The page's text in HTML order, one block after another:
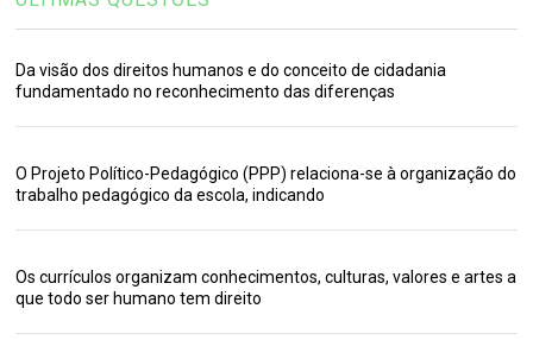
Da visão dos direitos humanos e do conceito de cidadania
fundamentado no reconhecimento das diferenças
O Projeto Político-Pedagógico (PPP) relaciona-se à organização do
trabalho pedagógico da escola, indicando
Os currículos organizam conhecimentos, culturas, valores e artes a
que todo ser humano tem direito